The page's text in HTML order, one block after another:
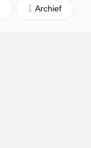
Archief